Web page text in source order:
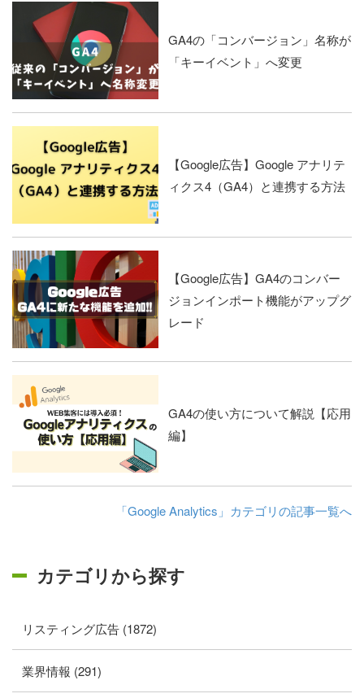
GA4の「コンバージョン」名称が
「キーイベント」へ変更
【Google広告】Google アナリテ
ィクス4（GA4）と連携する方法
【Google広告】GA4のコンバー
ジョンインポート機能がアップグ
レード
GA4の使い方について解説【応用
編】
「Google Analytics」カテゴリの記事一覧へ
カテゴリから探す
リスティング広告 (1872)
業界情報 (291)